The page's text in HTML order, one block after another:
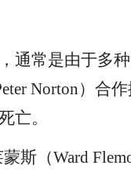
通常是由于多
Norton）合
亡。
斯（Ward